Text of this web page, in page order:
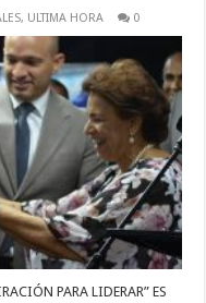
, ULTIMA HORA 0
PARA LIDERAR” ES